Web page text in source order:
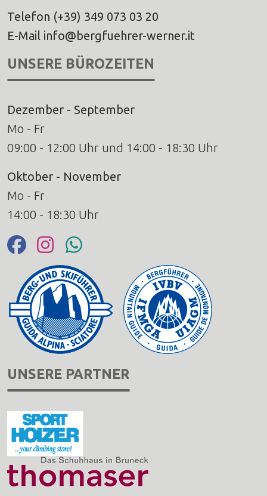
Telefon (+39) 349 073 03 20
E-Mail info@bergfuehrer-werner.it
UNSERE BÜROZEITEN
Dezember - September
Mo - Fr
09:00 - 12:00 Uhr und 14:00 - 18:30 Uhr
Oktober - November
Mo - Fr
14:00 - 18:30 Uhr
UNSERE PARTNER